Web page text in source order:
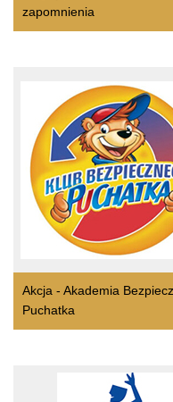
zapomnienia
Akcja - Akademia
Puchatka